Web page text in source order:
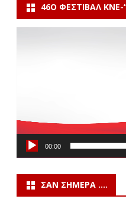
46Ο ΦΕΣΤΙΒΆΛ
Πρόγραμμα
00:00
ΣΑΝ ΣΉΜΕΡΑ ….